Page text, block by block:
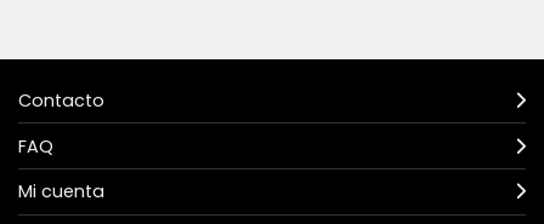
Contacto
FAQ
Mi cuenta